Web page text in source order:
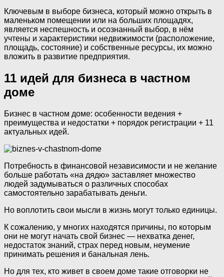
Ключевым в выборе бизнеса, который можно открыть в
маленьком помещении или на больших площадях,
является неспешность и осознанный выбор, в нём
учтены и характеристики недвижимости (расположение,
площадь, состояние) и собственные ресурсы, их можно
вложить в развитие предприятия.
11 идей для бизнеса в частном
доме
Бизнес в частном доме: особенности ведения +
преимущества и недостатки + порядок регистрации + 11
актуальных идей.
Потребность в финансовой независимости и не желание
больше работать «на дядю» заставляет множество
людей задумываться о различных способах
самостоятельно зарабатывать деньги.
Но воплотить свои мысли в жизнь могут только единицы.
К сожалению, у многих находятся причины, по которым
они не могут начать свой бизнес — нехватка денег,
недостаток знаний, страх перед новым, неумение
принимать решения и банальная лень.
Но для тех, кто живет в своем доме такие отговорки не